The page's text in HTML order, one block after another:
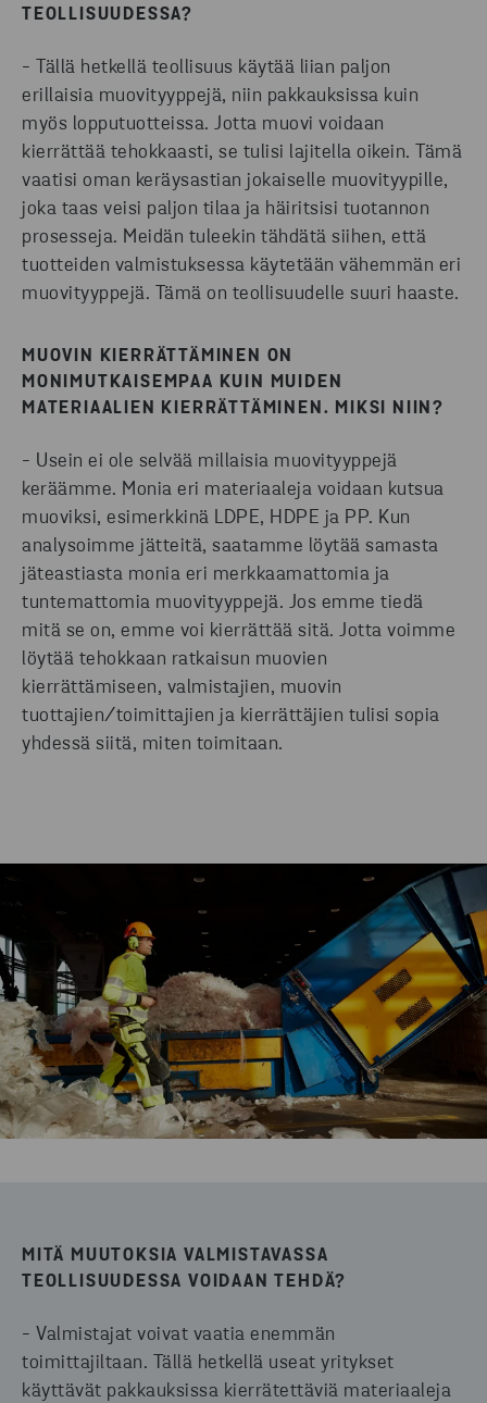
TEOLLISUUDESSA?
- Tällä hetkellä teollisuus käytää liian paljon
erillaisia muovityyppejä, niin pakkauksissa kuin
myös lopputuotteissa. Jotta muovi voidaan
kierrättää tehokkaasti, se tulisi lajitella oikein. Tämä
vaatisi oman keräysastian jokaiselle muovityypille,
joka taas veisi paljon tilaa ja häiritsisi tuotannon
prosesseja. Meidän tuleekin tähdätä siihen, että
tuotteiden valmistuksessa käytetään vähemmän eri
muovityyppejä. Tämä on teollisuudelle suuri haaste.
MUOVIN KIERRÄTTÄMINEN ON
MONIMUTKAISEMPAA KUIN MUIDEN
MATERIAALIEN KIERRÄTTÄMINEN. MIKSI NIIN?
- Usein ei ole selvää millaisia muovityyppejä
keräämme. Monia eri materiaaleja voidaan kutsua
muoviksi, esimerkkinä LDPE, HDPE ja PP. Kun
analysoimme jätteitä, saatamme löytää samasta
jäteastiasta monia eri merkkaamattomia ja
tuntemattomia muovityyppejä. Jos emme tiedä
mitä se on, emme voi kierrättää sitä. Jotta voimme
löytää tehokkaan ratkaisun muovien
kierrättämiseen, valmistajien, muovin
tuottajien/toimittajien ja kierrättäjien tulisi sopia
yhdessä siitä, miten toimitaan.
MITÄ MUUTOKSIA VALMISTAVASSA
TEOLLISUUDESSA VOIDAAN TEHDÄ?
- Valmistajat voivat vaatia enemmän
toimittajiltaan. Tällä hetkellä useat yritykset
käyttävät pakkauksissa kierrätettäviä materiaaleja